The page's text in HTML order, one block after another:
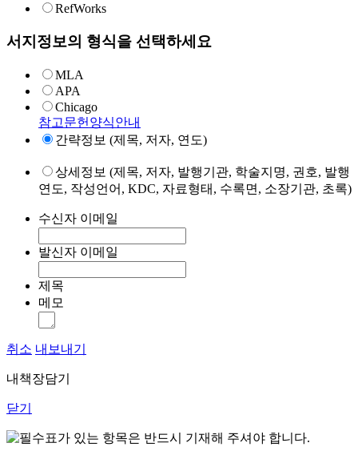
RefWorks
서지정보의 형식을 선택하세요
MLA
APA
Chicago
참고문헌양식안내
간략정보 (제목, 저자, 연도)
상세정보 (제목, 저자, 발행기관, 학술지명, 권호, 발행
연도, 작성언어, KDC, 자료형태, 수록면, 소장기관, 초록)
수신자 이메일
발신자 이메일
제목
메모
취소 내보내기
내책장담기
닫기
표가 있는 항목은 반드시 기재해 주셔야 합니다.